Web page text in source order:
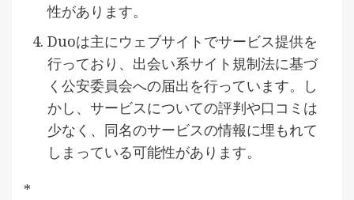
性があります。
Duoは主にウェブサイトでサービス提供を
行っており、出会い系サイト規制法に基づ
く公安委員会への届出を行っています。し
かし、サービスについての評判や口コミは
少なく、同名のサービスの情報に埋もれて
しまっている可能性があります。
*